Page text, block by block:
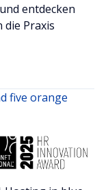
entdecken
Praxis